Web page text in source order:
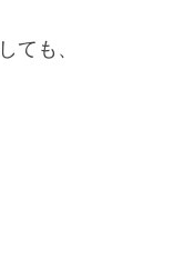
ても、